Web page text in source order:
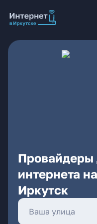
Провайдеры
интернета
Иркутск